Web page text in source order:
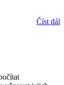
Číst dál